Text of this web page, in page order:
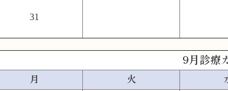
31
9月診療
月 火